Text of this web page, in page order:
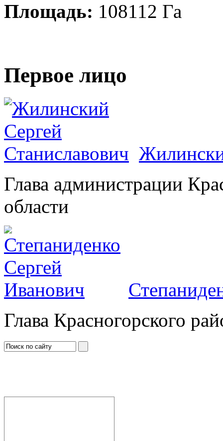
Площадь: 108112 Га
Первое лицо
Глава администрации
области
Глава Красногорского